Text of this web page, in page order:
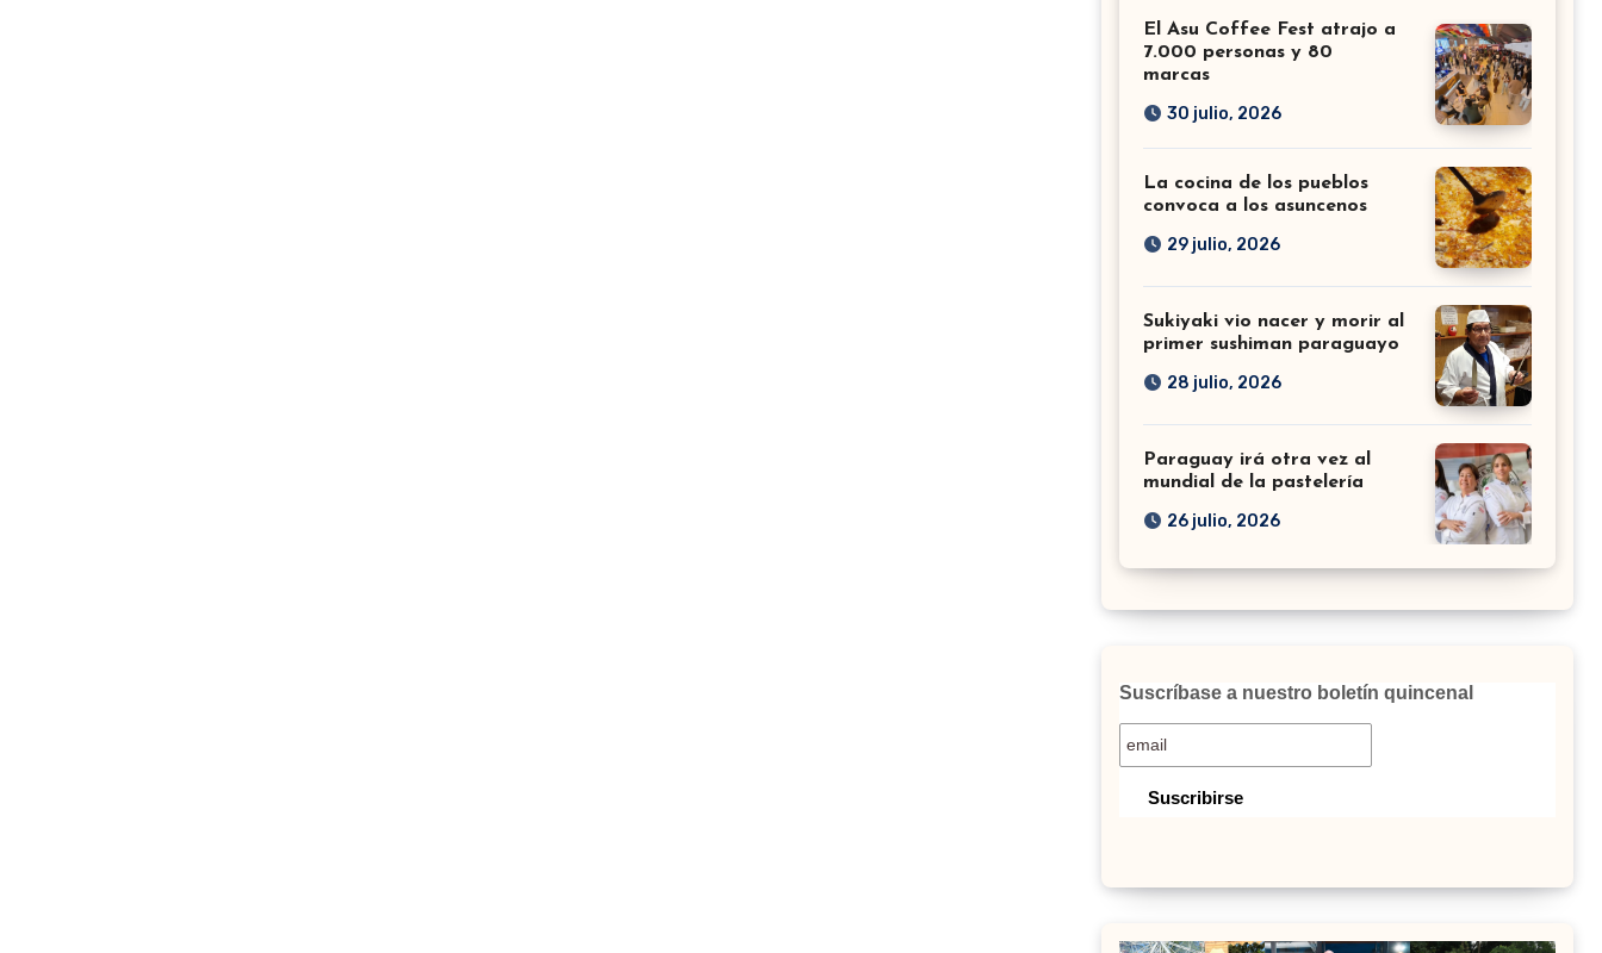
El Asu Coffee Fest atrajo a
7.000 personas y 80
marcas
30 julio, 2026
La cocina de los pueblos
convoca a los asuncenos
29 julio, 2026
Sukiyaki vio nacer y morir al
primer sushiman paraguayo
28 julio, 2026
Paraguay irá otra vez al
mundial de la pastelería
26 julio, 2026
Suscríbase a nuestro boletín quincenal